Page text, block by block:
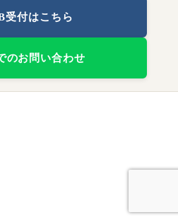
受付はこちら
のお問い合わせ